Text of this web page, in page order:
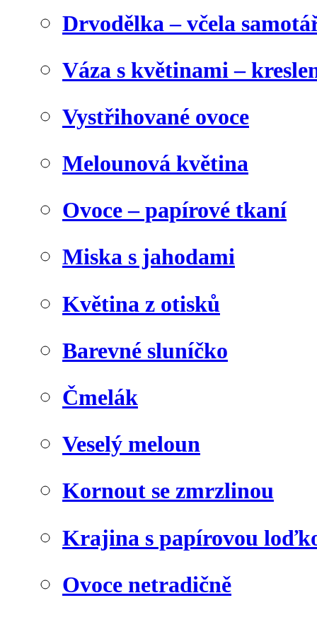
Drvodělka – včela
Váza s květinami –
Vystřihované ovoce
Melounová květina
Ovoce – papírové tkaní
Miska s jahodami
Květina z otisků
Barevné sluníčko
Čmelák
Veselý meloun
Kornout se zmrzlinou
Krajina s papírovou
Ovoce netradičně